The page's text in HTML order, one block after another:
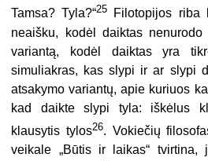
Tamsa? Tyla?“25 Filotopijos riba
neaišku, kodėl daiktas
variantą, kodėl daiktas yra
simuliakras, kas slypi ir ar slypi
atsakymo variantų, apie kuriuos
kad daikte slypi tyla: iškėlus
klausytis tylos26. Vokiečių
veikale „Būtis ir laikas“ tvirtina,